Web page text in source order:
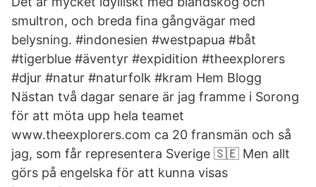
smultron, och breda fina gångvägar med
belysning. ️#indonesien #westpapua #båt
#tigerblue #äventyr #expidition #theexplorers
#djur #natur #naturfolk #kram Hem Blogg
Nästan två dagar senare är jag framme i Sorong
för att möta upp hela teamet
www.theexplorers.com ca 20 fransmän och så
jag, som får representera Sverige 🇸🇪 Men allt
görs på engelska för att kunna visas